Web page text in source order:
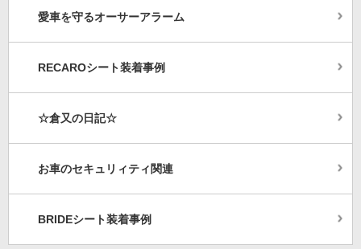
愛車を守るオーサーアラーム
RECAROシート装着事例
☆倉又の日記☆
お車のセキュリィティ関連
BRIDEシート装着事例